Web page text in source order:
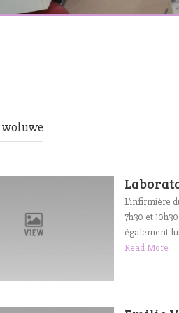
woluwe
L’infirmière
7h30 et
également
Read More